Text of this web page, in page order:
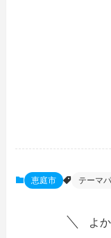
恵庭市 テーマ
よ